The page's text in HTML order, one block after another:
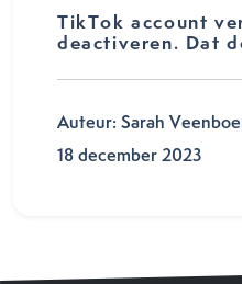
TikTok account
deactiveren. Dat
Auteur: Sarah
18 december 2023